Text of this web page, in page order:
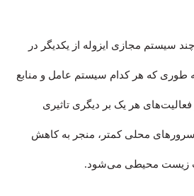
سیستم مجازی ایزوله از یکدیگر در
طوری که هر کدام سیستم عامل و منابع
هر یک بر دیگری تاثیری
محلی کمتر، منجر به کاهش
زیست محیطی می‌شود.